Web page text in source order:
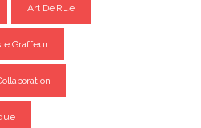
Art De Rue
Graffeur